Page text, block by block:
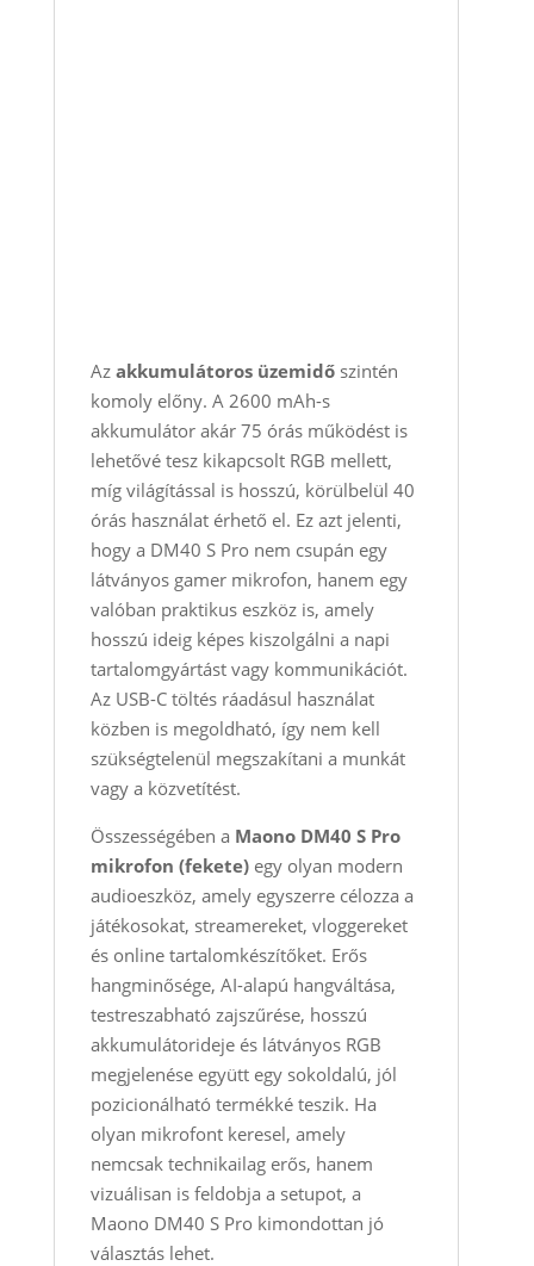
Az akkumulátoros üzemidőszintén
komoly előny. A 2600 mAh-s
akkumulátor akár 75 órás működést is
lehetővé tesz kikapcsolt RGB mellett,
míg világítással is hosszú, körülbelül 40
órás használat érhető el. Ez azt jelenti,
hogy a DM40 S Pro nem csupán egy
látványos gamer mikrofon, hanem egy
valóban praktikus eszköz is, amely
hosszú ideig képes kiszolgálni a napi
tartalomgyártást vagy kommunikációt.
Az USB-C töltés ráadásul használat
közben is megoldható, így nem kell
szükségtelenül megszakítani a munkát
vagy a közvetítést.
Összességében a Maono DM40 S Pro
mikrofon (fekete)egy olyan modern
audioeszköz, amely egyszerre célozza a
játékosokat, streamereket, vloggereket
és online tartalomkészítőket. Erős
hangminősége, AI-alapú hangváltása,
testreszabható zajszűrése, hosszú
akkumulátorideje és látványos RGB
megjelenése együtt egy sokoldalú, jól
pozicionálható termékké teszik. Ha
olyan mikrofont keresel, amely
nemcsak technikailag erős, hanem
vizuálisan is feldobja a setupot, a
Maono DM40 S Pro kimondottan jó
választás lehet.